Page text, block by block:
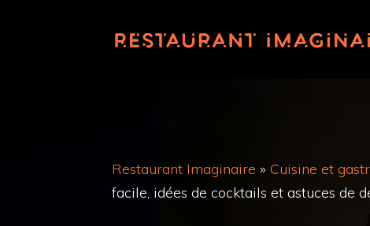
Restaurant Imaginaire » Cuisine et
facile, idées de cocktails et astuces de